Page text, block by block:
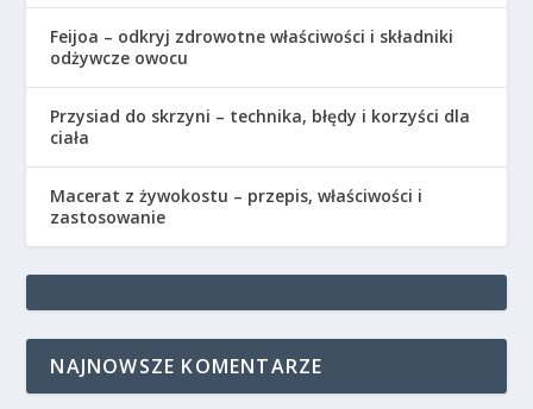
Feijoa – odkryj zdrowotne właściwości i składniki
odżywcze owocu
Przysiad do skrzyni – technika, błędy i korzyści dla
ciała
Macerat z żywokostu – przepis, właściwości i
zastosowanie
NAJNOWSZE KOMENTARZE